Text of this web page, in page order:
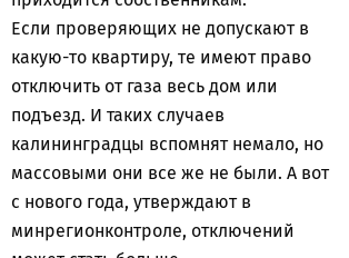
Если проверяющих не допускают в
какую-то квартиру, те имеют право
отключить от газа весь дом или
подъезд. И таких случаев
калининградцы вспомнят немало, но
массовыми они все же не были. А вот
с нового года, утверждают в
минрегионконтроле, отключений